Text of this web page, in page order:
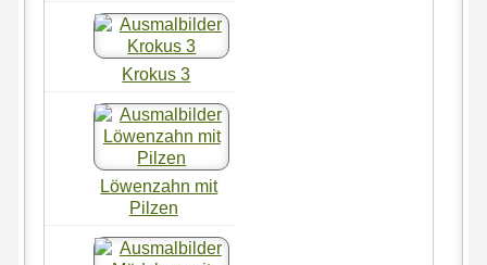
Krokus 3
Löwenzahn mit
Pilzen